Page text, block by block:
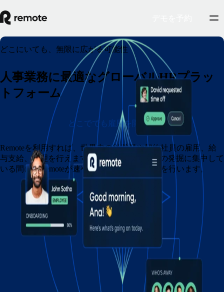
どこにいても、無限に広がる可能性
人事業務に最適なグローバルHRプラッ
トフォーム
Remoteを利用すれば、世界中の従業員や契約社員の雇用、給
与支給、管理を行えます。企業が最適な人材の発掘に集中して
いる間に、Remoteが速やかにその他の手続きを行います。
どこででも雇用を開始